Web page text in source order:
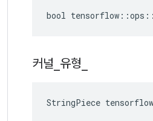
bool
커널 유형
StringPiece tensorflow